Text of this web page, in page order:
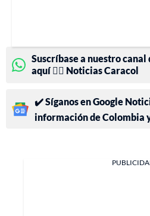
Suscríbase a nuestro
aquí 👉🏻 Noticias Caracol
✔️ Síganos en Google
información de Colombia